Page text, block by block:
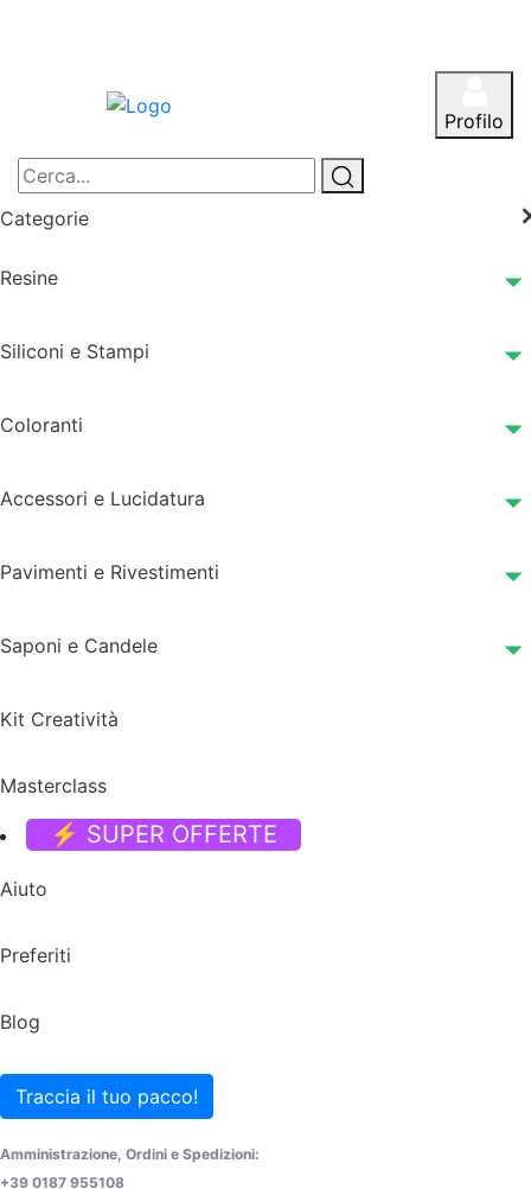
Profilo
Categorie
Resine
Siliconi e Stampi
Coloranti
Accessori e Lucidatura
Pavimenti e Rivestimenti
Saponi e Candele
Kit Creatività
Masterclass
⚡ SUPER OFFERTE
Aiuto
Preferiti
Blog
Traccia il tuo pacco!
Amministrazione, Ordini e Spedizioni:
+39 0187 955108